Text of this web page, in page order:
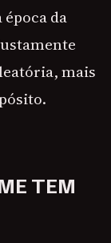
época da
mais
TEM